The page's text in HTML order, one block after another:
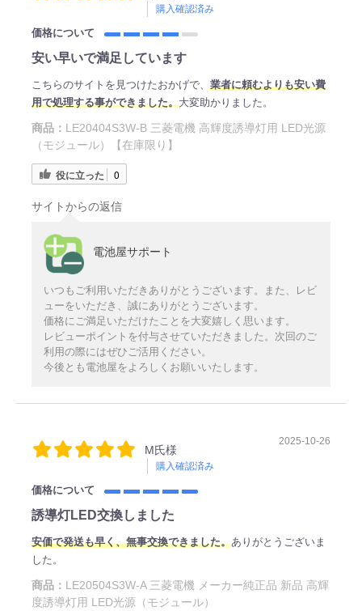
購入確認済み
価格について
安い早いで満足しています
こちらのサイトを見つけたおかげで、 業者に頼むよりも安い費
用で処理する事ができました。大変助かりました。
商品： LE20404S3W-B 三菱電機 高輝度誘導灯用 LED光源
（モジュール）【在庫限り】
役に立った 0
サイトからの返信
電池屋サポート
いつもご利用いただきありがとうございます。また、レビ
ューをいただき、誠にありがとうございます。
価格にご満足いただけたことを大変嬉しく思います。
レビューポイントを付与させていただきました。次回のご
利用の際にはぜひご活用ください。
今後とも電池屋をよろしくお願いいたします。
M氏様
購入確認済み
2025-10-26
価格について
誘導灯LED交換しました
安価で発送も早く、無事交換できました。ありがとうございま
した。
商品： LE20504S3W-A 三菱電機 メーカー純正品 新品 高輝
度誘導灯用 LED光源（モジュール）